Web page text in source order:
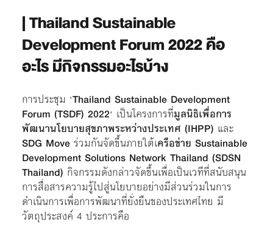
| Thailand Sustainable
Development Forum 2022 คือ
อะไร มีกิจกรรมอะไรบ้าง
การประชุม ‘Thailand Sustainable Development
Forum (TSDF) 2022‘ เป็นโครงการที่มูลนิธิเพื่อการ
พัฒนานโยบายสุขภาพระหว่างประเทศ (IHPP) และ
SDG Moveร่วมกันจัดขึ้นภายใต้เครือข่าย Sustainable
Development Solutions Network Thailand (SDSN
Thailand) กิจกรรมดังกล่าวจัดขึ้นเพื่อเป็นเวทีที่สนับสนุน
การสื่อสารความรู้ไปสู่นโยบายอย่างมีส่วนร่วมในการ
ดำเนินการเพื่อการพัฒนาที่ยั่งยืนของประเทศไทย มี
วัตถุประสงค์ 4 ประการคือ